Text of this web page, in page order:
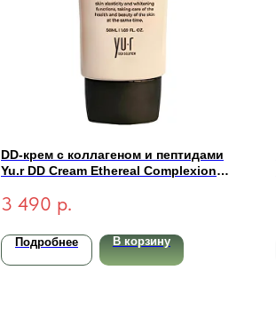
DD-крем с коллагеном и пептидами
Yu.r DD Cream Ethereal Complexion
3 490 р.
Подробнее В корзину